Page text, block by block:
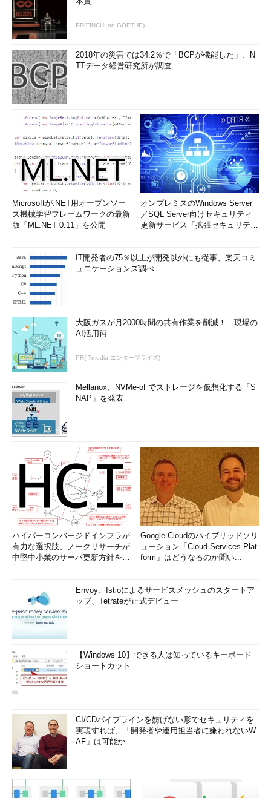
PR(FINCHI on GOETHE)
2018年の災害では34.2％で「BCPが機能した」、N
TTデータ経営研究所が調査
Microsoftが.NET用オープンソー
ス機械学習フレームワークの最新
版「ML.NET 0.11」を公開
オンプレミスのWindows Server
／SQL Server向けセキュリティ
更新サービス「拡張セキュリティ
IT開発者の75％以上が開発以外にも従事、楽天コミ
ュニケーションズ調べ
大阪ガスが月2000時間の共有作業を削減！ 現場の
AI活用術
PR(ITmedia エンタープライズ)
Mellanox、NVMe-oFでストレージを仮想化する「S
NAP」を発表
ハイパーコンバージドインフラが
有力な選択肢、ノークリサーチが
中堅中小業のサーバ更新方針を調
Google Cloudのハイブリッドソリ
ューション「Cloud Services Plat
form」はどうなるのか聞い...
Envoy、Istioによるサービスメッシュのスタートア
ップ、Tetrateが正式デビュー
【Windows 10】できる人は知っているキーボード
ショートカット
CI/CDパイプラインを妨げない形でセキュリティを
実現すれば、「開発者や運用担当者に嫌われないW
AF」は可能か